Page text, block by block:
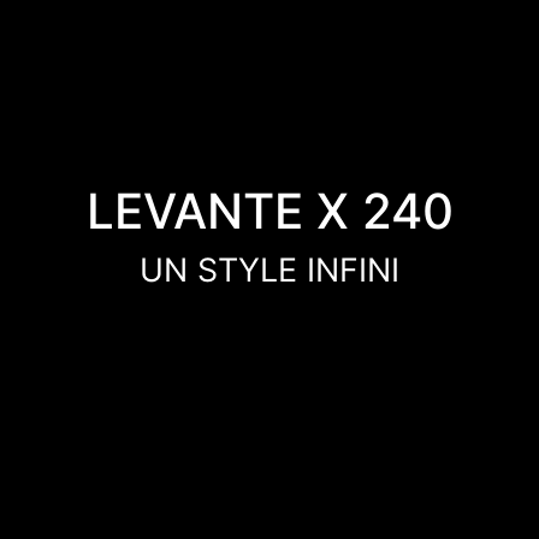
LEVANTE X 240
UN STYLE INFINI